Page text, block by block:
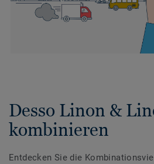
Desso Linon &
kombinieren
Entdecken Sie die